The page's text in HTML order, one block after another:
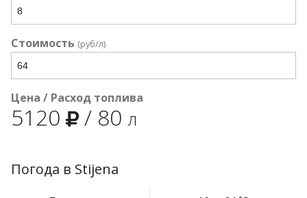
Стоимость (руб/л)
Цена / Расход топлива
5120 / 80 л
Погода в Stijena